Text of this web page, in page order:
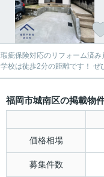
瑕疵保険対応のリフォーム済
学校は徒歩2分の距離です！
福岡市城南区の掲載物
価格相場
募集件数